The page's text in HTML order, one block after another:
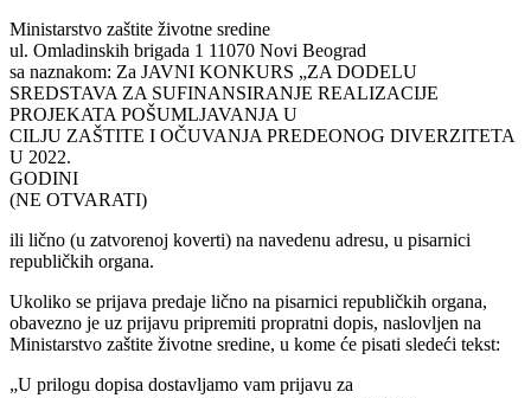
Ministarstvo zaštite životne sredine
ul. Omladinskih brigada 1 11070 Novi Beograd
sa naznakom: Za JAVNI KONKURS „ZA DODELU
SREDSTAVA ZA SUFINANSIRANJE REALIZACIJE
PROJEKATA POŠUMLJAVANJA U
CILJU ZAŠTITE I OČUVANJA PREDEONOG DIVERZITETA
U 2022.
GODINI
(NE OTVARATI)
ili lično (u zatvorenoj koverti) na navedenu adresu, u pisarnici
republičkih organa.
Ukoliko se prijava predaje lično na pisarnici republičkih organa,
obavezno je uz prijavu pripremiti propratni dopis, naslovljen na
Ministarstvo zaštite životne sredine, u kome će pisati sledeći tekst:
„U prilogu dopisa dostavljamo vam prijavu za